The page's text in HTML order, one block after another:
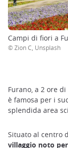
Campi di fiori a
© Zion C, Unsplash
Furano, a 2 ore
è famosa per i
splendida area
Situato al centro
villaggio noto